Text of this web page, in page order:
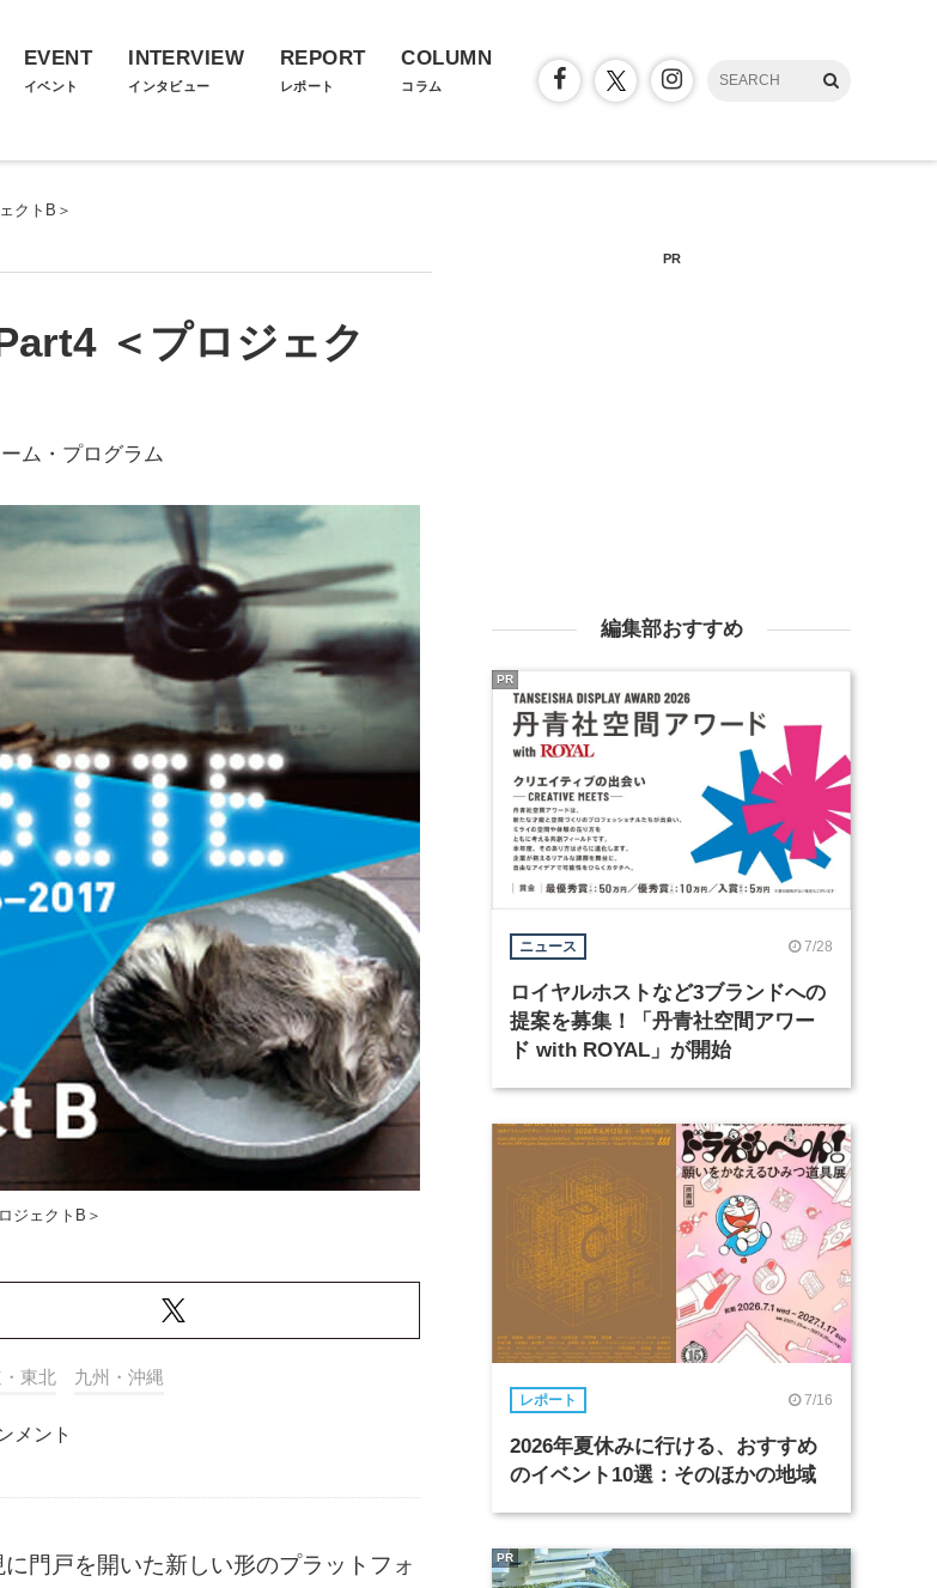
EVENT
イベント
INTERVIEW
インタビュー
REPORT
レポート
COLUMN
コラム
クトB＞
＜プロジェク
ム・プログラム
ジェクトB＞
東北 九州・沖縄
メント
門戸を開いた新しい形のプラットフォ
PR
編集部おすすめ
ニュース 7/28
ロイヤルホストなど3ブランドへの
提案を募集！「丹青社空間アワー
ド with ROYAL」が開始
PR
レポート 7/16
2026年夏休みに行ける、おすすめ
のイベント10選：そのほかの地域
PR